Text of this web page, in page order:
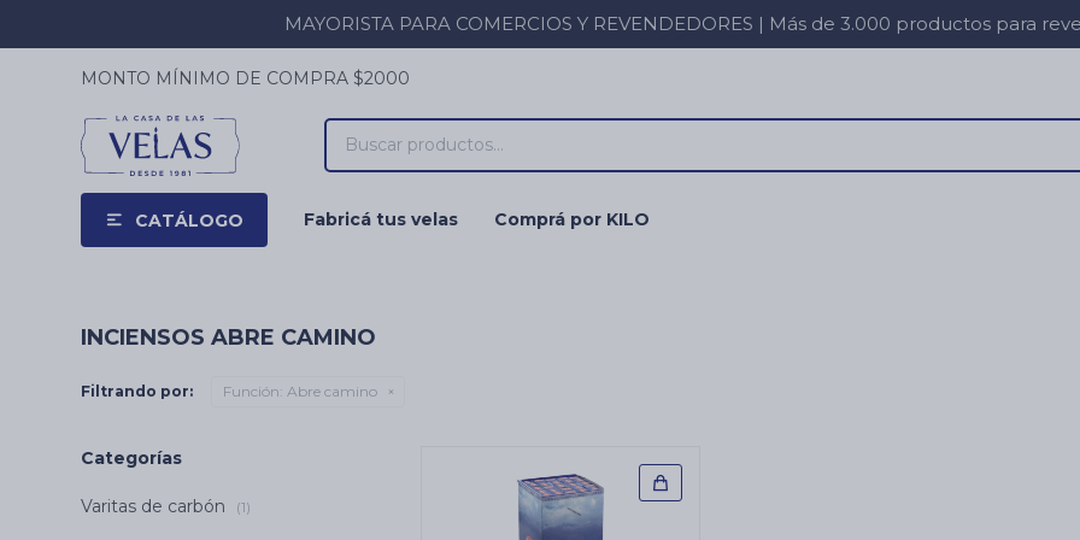
MAYORISTA PARA COMERCIOS Y REVENDEDORES | Más de 3.000 productos para
CATÁLOGO Fabricá tus velas Comprá por KILO
MONTO MÍNIMO DE COMPRA $2000
INCIENSOS ABRE CAMINO
Filtrando por: Función: Abre camino
Categorías
Varitas de carbón (1)